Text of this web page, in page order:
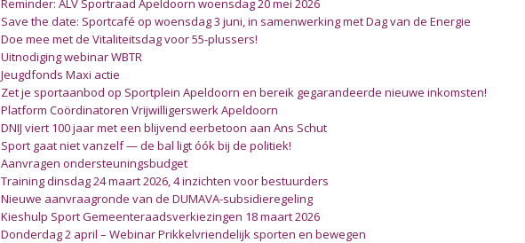
Save the date: Sportcafé op woensdag 3 juni, in samenwerking met Dag van de Energie
Doe mee met de Vitaliteitsdag voor 55-plussers!
Uitnodiging webinar WBTR
Jeugdfonds Maxi actie
Zet je sportaanbod op Sportplein Apeldoorn en bereik gegarandeerde nieuwe inkomsten!
Platform Coördinatoren Vrijwilligerswerk Apeldoorn
DNIJ viert 100 jaar met een blijvend eerbetoon aan Ans Schut
Sport gaat niet vanzelf — de bal ligt óók bij de politiek!
Aanvragen ondersteuningsbudget
Training dinsdag 24 maart 2026, 4 inzichten voor bestuurders
Nieuwe aanvraagronde van de DUMAVA-subsidieregeling
Kieshulp Sport Gemeenteraadsverkiezingen 18 maart 2026
Donderdag 2 april – Webinar Prikkelvriendelijk sporten en bewegen